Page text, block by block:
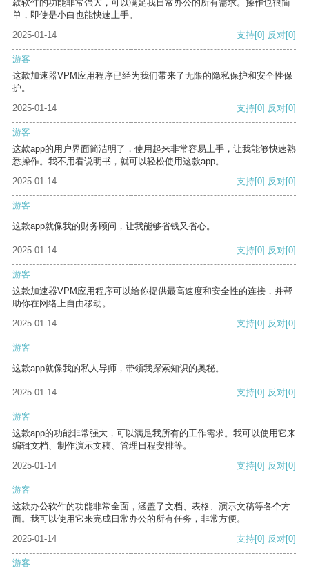
款软件的功能非常强大，可以满足我日常办公的所有需求。操作也很简
单，即使是小白也能快速上手。
2025-01-14
支持[0] 反对[0]
游客
这款加速器VPM应用程序已经为我们带来了无限的隐私保护和安全性保
护。
2025-01-14
支持[0] 反对[0]
游客
这款app的用户界面简洁明了，使用起来非常容易上手，让我能够快速熟
悉操作。我不用看说明书，就可以轻松使用这款app。
2025-01-14
支持[0] 反对[0]
游客
这款app就像我的财务顾问，让我能够省钱又省心。
2025-01-14 支持[0] 反对[0]
游客
这款加速器VPM应用程序可以给你提供最高速度和安全性的连接，并帮
助你在网络上自由移动。
2025-01-14
支持[0] 反对[0]
游客
这款app就像我的私人导师，带领我探索知识的奥秘。
2025-01-14 支持[0] 反对[0]
游客
这款app的功能非常强大，可以满足我所有的工作需求。我可以使用它来
编辑文档、制作演示文稿、管理日程安排等。
2025-01-14
支持[0] 反对[0]
游客
这款办公软件的功能非常全面，涵盖了文档、表格、演示文稿等各个方
面。我可以使用它来完成日常办公的所有任务，非常方便。
2025-01-14
支持[0] 反对[0]
游客